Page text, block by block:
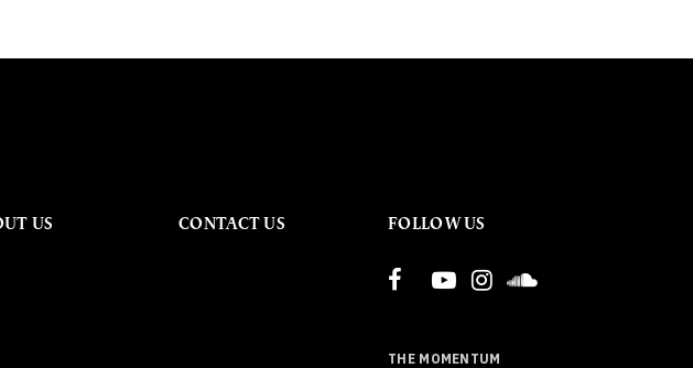
US CONTACT US FOLLOW US
THE MOMENTUM